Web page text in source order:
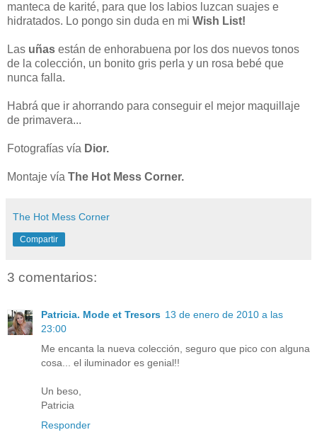
manteca de karité, para que los labios luzcan suajes e
hidratados. Lo pongo sin duda en mi Wish List!
Las uñas están de enhorabuena por los dos nuevos tonos
de la colección, un bonito gris perla y un rosa bebé que
nunca falla.
Habrá que ir ahorrando para conseguir el mejor maquillaje
de primavera...
Fotografías vía Dior.
Montaje vía The Hot Mess Corner.
The Hot Mess Corner
Compartir
3 comentarios:
Patricia. Mode et Tresors 13 de enero de 2010 a las
23:00
Me encanta la nueva colección, seguro que pico con alguna
cosa... el iluminador es genial!!
Un beso,
Patricia
Responder